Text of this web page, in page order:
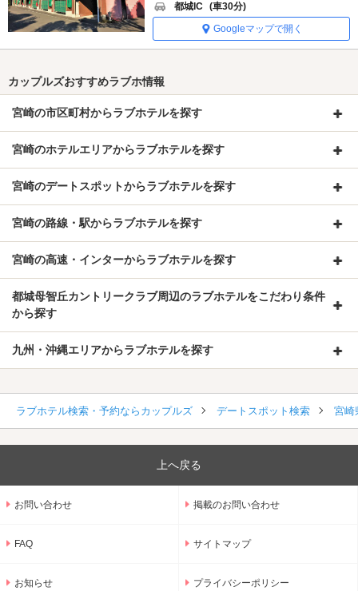
都城IC (車30分)
Googleマップで開く
カップルズおすすめラブホ情報
宮崎の市区町村からラブホテルを探す
宮崎のホテルエリアからラブホテルを探す
宮崎のデートスポットからラブホテルを探す
宮崎の路線・駅からラブホテルを探す
宮崎の高速・インターからラブホテルを探す
都城母智丘カントリークラブ周辺のラブホテルをこだわり条件
から探す
九州・沖縄エリアからラブホテルを探す
ラブホテル検索・予約ならカップルズ デートスポット検索 宮崎
上へ戻る
お問い合わせ 掲載のお問い合わせ
FAQ サイトマップ
お知らせ プライバシーポリシー